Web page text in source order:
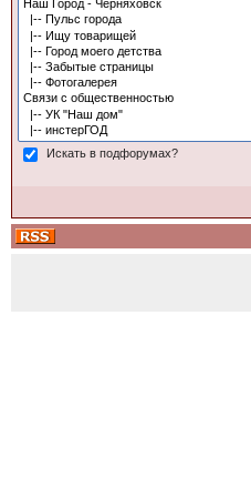
Искать в подфорумах?